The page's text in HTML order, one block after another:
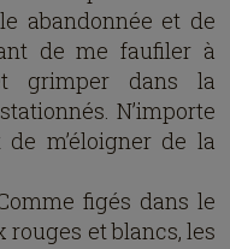
abandonnée et de
de me faufiler à
grimper dans la
N’importe
m’éloigner de la
figés dans le
rouges et blancs, les